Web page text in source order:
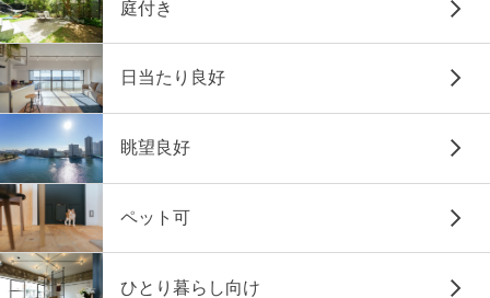
庭付き
日当たり良好
眺望良好
ペット可
ひとり暮らし向け